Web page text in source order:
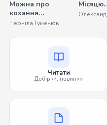
Можна про
кохання
помовчати
Неоніла Гуменюк
Читати
Добірки, новинки